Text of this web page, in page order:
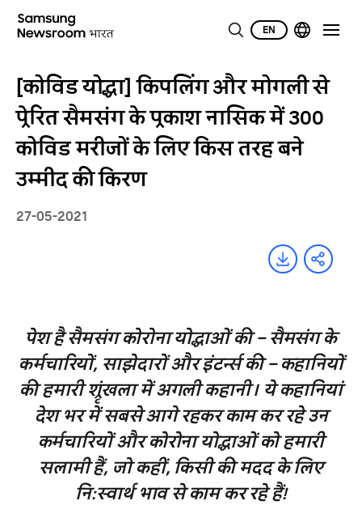
EN
[कोविड योद्धा] किपलिंग और मोगली से
प्रेरित सैमसंग के प्रकाश नासिक में 300
कोविड मरीजों के लिए किस तरह बने
उम्मीद की किरण
27-05-2021
पेश है सैमसंग कोरोना योद्धाओं की – सैमसंग के
कर्मचारियों, साझेदारों और इंटर्न्स की – कहानियों
की हमारी श्रृंखला में अगली कहानी। ये कहानियां
देश भर में सबसे आगे रहकर काम कर रहे उन
कर्मचारियों और कोरोना योद्धाओं को हमारी
सलामी हैं, जो कहीं, किसी की मदद के लिए
नि:स्वार्थ भाव से काम कर रहे हैं!